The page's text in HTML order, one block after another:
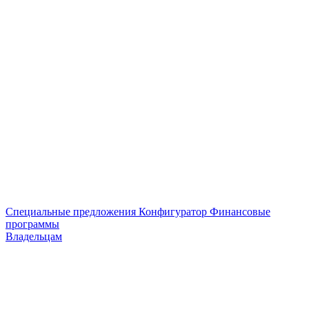
Специальные предложения Конфигуратор Финансовые
программы
Владельцам